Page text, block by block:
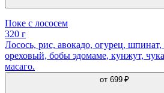
Поке с лососем
320 г
Лосось, рис, авокадо, огурец, шпинат,
ореховый, бобы эдомаме, кунжут,
масаго.
от 699 ₽